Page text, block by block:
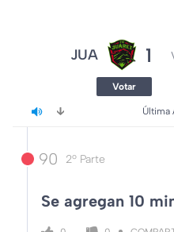
JUA 1
Votar
Última
90 2º Parte
Se agregan 10